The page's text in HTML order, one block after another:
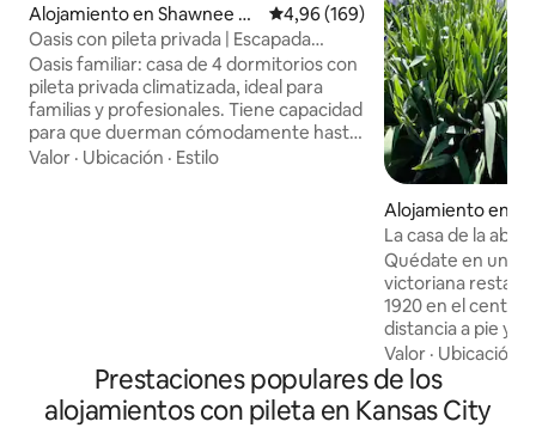
Alojamiento en Shawnee Mi
ssion
Calificación promedio: 4,96 de
4,96 (169)
Oasis con pileta privada | Escapada
familiar • 4 dormitorios para 10 personas
Oasis familiar: casa de 4 dormitorios con
pileta privada climatizada, ideal para
familias y profesionales. Tiene capacidad
para que duerman cómodamente hasta
10 huéspedes y es un excelente centro
lavadero y dos salas de estar. Pileta
abierta de abril a finales de septiembre o
principios de octubre, si el clima lo
Valor · Ubicación · Estilo
Alojamiento en
La casa de la
cerca de KC/
Quédate en una
victoriana
1920 en el centro
distancia a pie y a
Lawrence y KC.
viajes de trabajo y
de 3 recámaras y
cocina bien
Valor · Ubicación
Prestaciones populares de los
alojamientos con pileta en Kansas City